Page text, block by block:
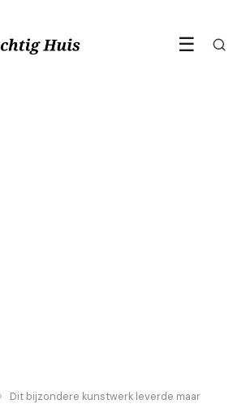
☰
›
Dit bijzondere kunstwerk leverde maar